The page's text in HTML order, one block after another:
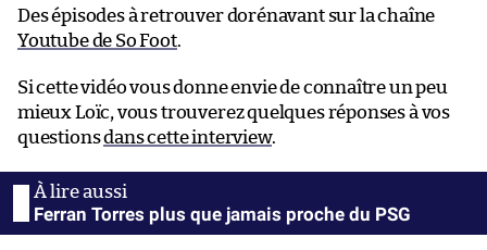
Des épisodes à retrouver dorénavant sur la chaîne
Youtube de So Foot.
Si cette vidéo vous donne envie de connaître un peu
mieux Loïc, vous trouverez quelques réponses à vos
questionsdans cette interview.
Ferran Torres plus que jamais proche du PSG